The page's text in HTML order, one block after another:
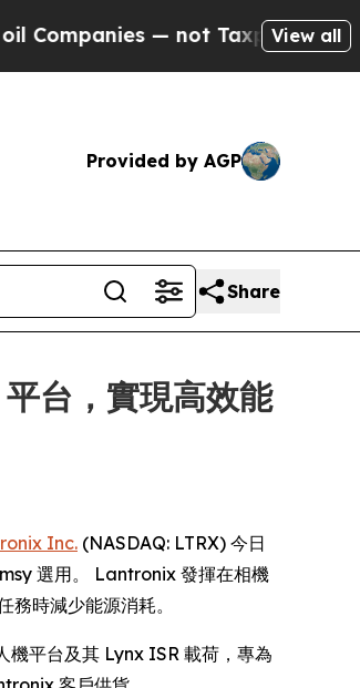
— not Taxpayers — the Chance
View all
Provided by AGP
Share
台，實現高效能
Inc. (NASDAQ: LTRX) 今日
選用。 Lantronix 發揮在相機
時減少能源消耗。
機平台及其 Lynx ISR 載荷，專為